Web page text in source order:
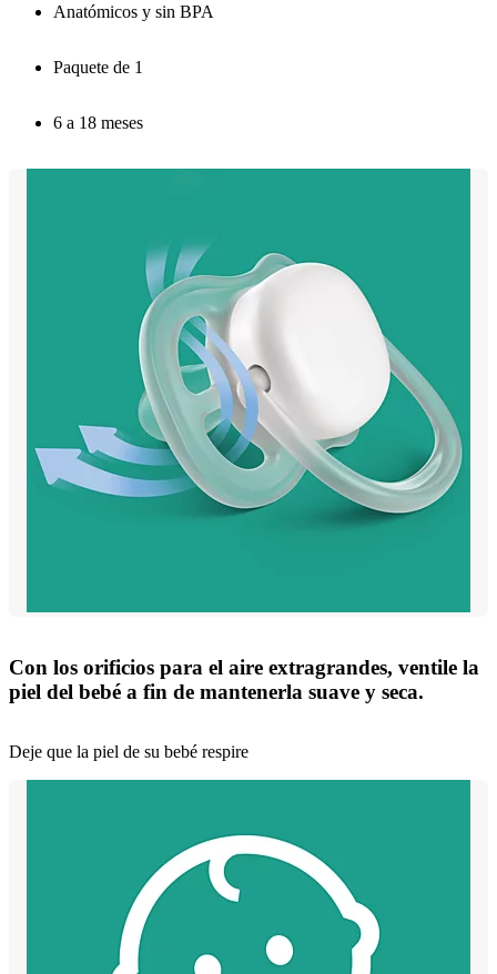
Anatómicos y sin BPA
Paquete de 1
6 a 18 meses
Con los orificios para el aire extragrandes, ventile la
piel del bebé a fin de mantenerla suave y seca.
Deje que la piel de su bebé respire